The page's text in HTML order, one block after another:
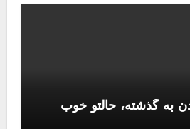
به گذشته، حالتو خوب